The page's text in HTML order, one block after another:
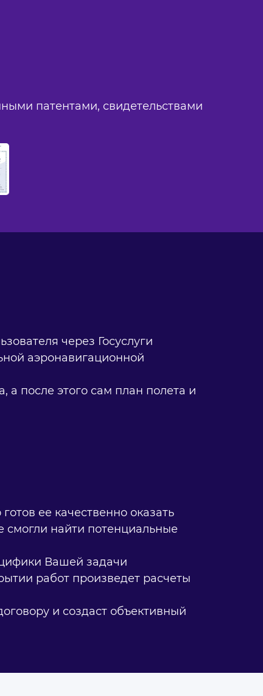
патентами, свидетельствами
через Госуслуги
аэронавигационной
а после этого сам план полета и
ее качественно оказать
найти потенциальные
Вашей задачи
работ произведет расчеты
и создаст объективный